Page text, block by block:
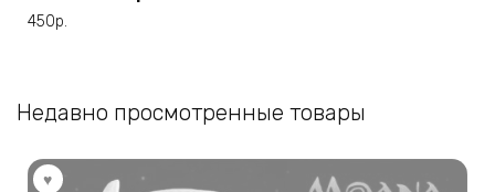
450р.
Недавно просмотренные товары